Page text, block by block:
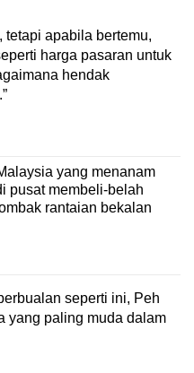
tetapi apabila bertemu,
harga pasaran untuk
hendak
yang menanam
pusat membeli-belah
rantaian bekalan
seperti ini, Peh
yang paling muda dalam